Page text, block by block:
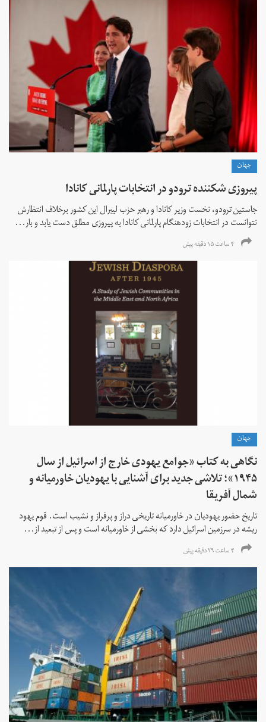
جهان
پیروزی شکننده ترودو در انتخابات پارلمانی کانادا
جاستین ترودو، نخست وزیر کانادا و رهبر حزب لیبرال این کشور برخلاف انتظارش
نتوانست در انتخابات زود‌هنگام پارلمانی کانادا به پیروزی مطلق دست یابد و بار...
۴ ساعت ۱۵ دقیقه پیش
جهان
نگاهی به کتاب «جوامع یهودی خارج از اسرائیل از سال
۱۹۴۵»؛ تلاشی جدید برای آشنایی با یهودیان خاورمیانه و
شمال آفریقا
تاریخ حضور یهودیان در خاورمیانه تاریخی دراز و پرفراز و نشیب است. قوم یهود
ریشه در سرزمین اسرائیل دارد که بخشی از خاورمیانه است و پس از تبعید از...
۴ ساعت ۲۹ دقیقه پیش